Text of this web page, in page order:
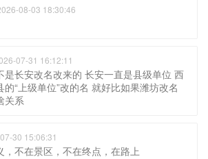
08-03 18:30:46
07-31 16:12:11
是长安改名改来的 长安一直是县级单位 西
的“上级单位”改的名 就好比如果潍坊改名
关系
30 15:06:31
，不在景区，不在终点，在路上